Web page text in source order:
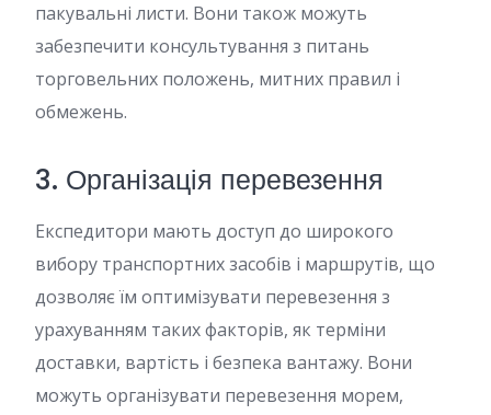
пакувальні листи. Вони також можуть
забезпечити консультування з питань
торговельних положень, митних правил і
обмежень.
3. Організація перевезення
Експедитори мають доступ до широкого
вибору транспортних засобів і маршрутів, що
дозволяє їм оптимізувати перевезення з
урахуванням таких факторів, як терміни
доставки, вартість і безпека вантажу. Вони
можуть організувати перевезення морем,